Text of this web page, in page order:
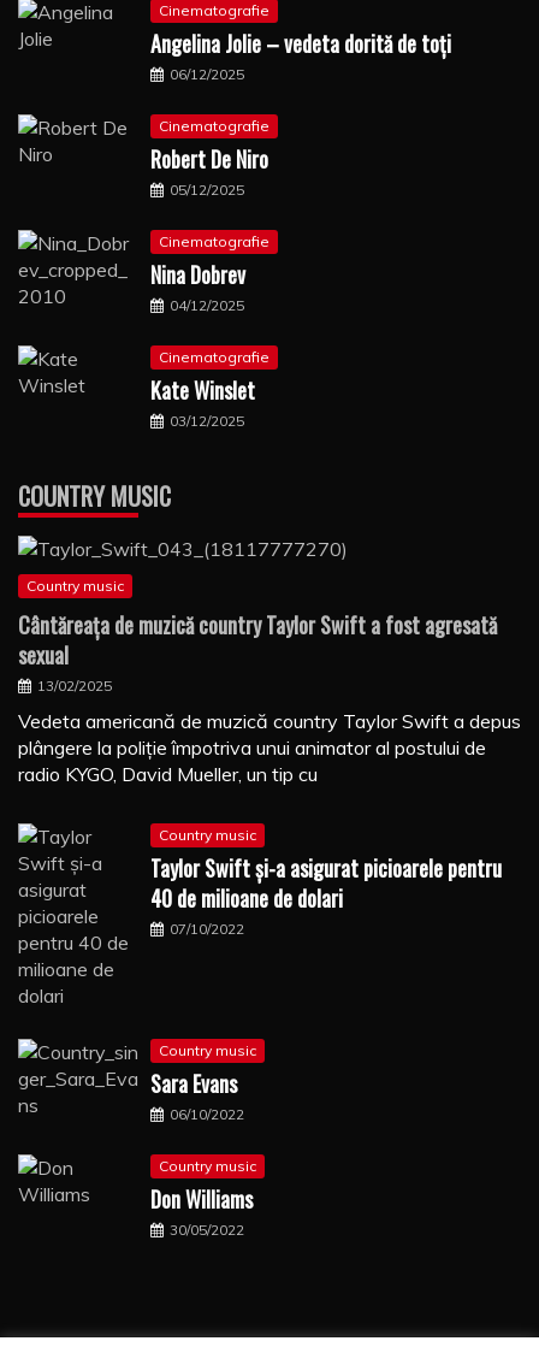
Cinematografie
Angelina Jolie – vedeta dorită de toți
06/12/2025
Cinematografie
Robert De Niro
05/12/2025
Cinematografie
Nina Dobrev
04/12/2025
Cinematografie
Kate Winslet
03/12/2025
COUNTRY MUSIC
Country music
Cântăreaţa de muzică country Taylor Swift a fost agresată
sexual
13/02/2025
Vedeta americană de muzică country Taylor Swift a depus
plângere la poliţie împotriva unui animator al postului de
radio KYGO, David Mueller, un tip cu
Country music
Taylor Swift şi-a asigurat picioarele pentru
40 de milioane de dolari
07/10/2022
Country music
Sara Evans
06/10/2022
Country music
Don Williams
30/05/2022